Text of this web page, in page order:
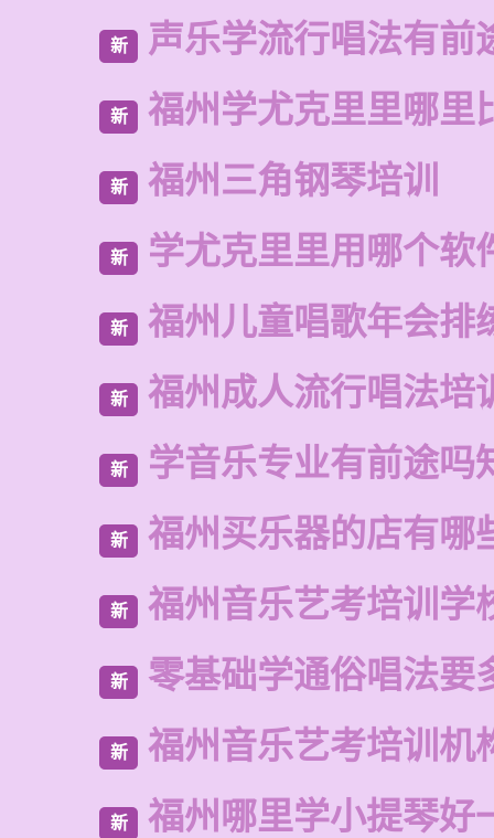
新 声乐学流行唱法有前
新 福州学尤克里里哪里
新 福州三角钢琴培训
新 学尤克里里用哪个软
新 福州儿童唱歌年会排
新 福州成人流行唱法培
新 学音乐专业有前途吗
新 福州买乐器的店有哪
新 福州音乐艺考培训学
新 零基础学通俗唱法要
新 福州音乐艺考培训机
新 福州哪里学小提琴好